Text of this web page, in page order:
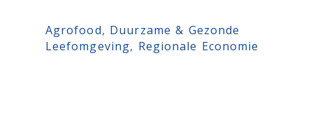
Agrofood, Duurzame & Gezonde
Leefomgeving, Regionale Economie